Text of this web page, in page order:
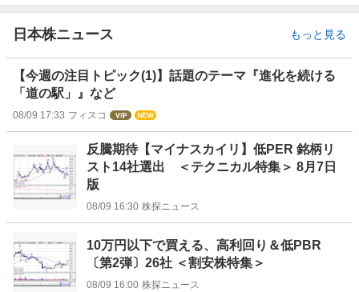
日本株ニュース もっと見る
【今週の注目トピック(1)】話題のテーマ『進化を続ける
「道の駅」』など
08/09 17:33 フィスコ
反騰期待【マイナスカイリ】低PER 銘柄リ
スト14社選出 ＜テクニカル特集＞ 8月7日
版
08/09 16:30 株探ニュース
10万円以下で買える、高利回り＆低PBR
〔第2弾〕26社 ＜割安株特集＞
08/09 16:00 株探ニュース